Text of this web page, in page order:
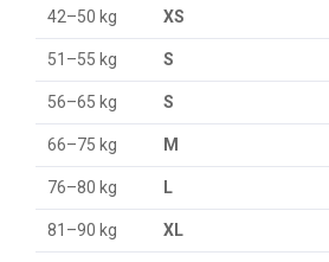
42–50 kg XS
51–55 kg S
56–65 kg S
66–75 kg M
76–80 kg L
81–90 kg XL